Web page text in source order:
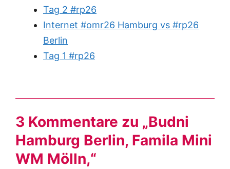
Tag 2 #rp26
Internet #omr26 Hamburg vs #rp26
Berlin
Tag 1 #rp26
3 Kommentare zu „Budni
Hamburg Berlin, Famila Mini
WM Mölln,“